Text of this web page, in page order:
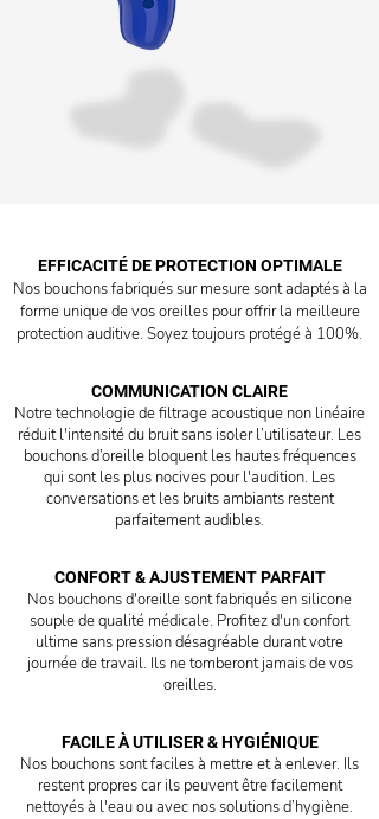
EFFICACITÉ DE PROTECTION OPTIMALE
Nos bouchons fabriqués sur mesure sont adaptés à la
forme unique de vos oreilles pour offrir la meilleure
protection auditive. Soyez toujours protégé à 100%.
COMMUNICATION CLAIRE
Notre technologie de filtrage acoustique non linéaire
réduit l'intensité du bruit sans isoler l’utilisateur. Les
bouchons d’oreille bloquent les hautes fréquences
qui sont les plus nocives pour l'audition. Les
conversations et les bruits ambiants restent
parfaitement audibles.
CONFORT & AJUSTEMENT PARFAIT
Nos bouchons d'oreille sont fabriqués en silicone
souple de qualité médicale. Profitez d'un confort
ultime sans pression désagréable durant votre
journée de travail. Ils ne tomberont jamais de vos
oreilles.
FACILE À UTILISER & HYGIÉNIQUE
Nos bouchons sont faciles à mettre et à enlever. Ils
restent propres car ils peuvent être facilement
nettoyés à l'eau ou avec nos solutions d’hygiène.